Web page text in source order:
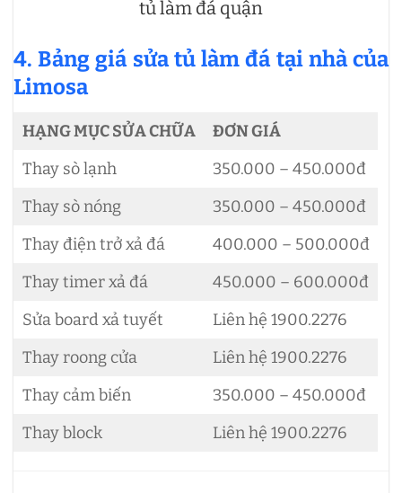
tủ làm đá quận
4. Bảng giá sửa tủ làm đá tại nhà của
Limosa
HẠNG MỤC SỬA CHỮA
ĐƠN GIÁ
Thay sò lạnh
350.000 – 450.000đ
Thay sò nóng
350.000 – 450.000đ
Thay điện trở xả đá
400.000 – 500.000đ
Thay timer xả đá
450.000 – 600.000đ
Sửa board xả tuyết
Liên hệ 1900.2276
Thay roong cửa
Liên hệ 1900.2276
Thay cảm biến
350.000 – 450.000đ
Thay block
Liên hệ 1900.2276